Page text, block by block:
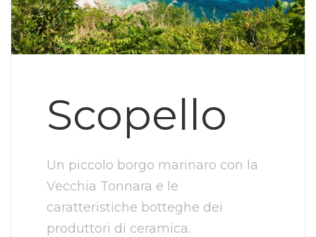
Scopello
Un piccolo borgo marinaro con la
Vecchia Tonnara e le
caratteristiche botteghe dei
produttori di ceramica.